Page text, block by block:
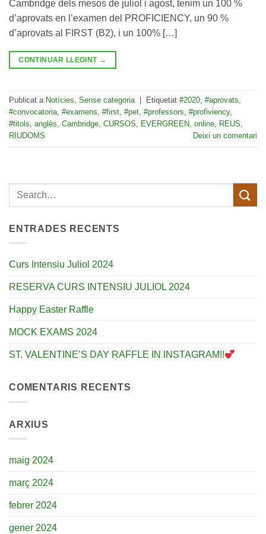
Cambridge dels mesos de juliol i agost, tenim un 100 %
d’aprovats en l’examen del PROFICIENCY, un 90 %
d’aprovats al FIRST (B2), i un 100% […]
CONTINUAR LLEGINT →
Publicat a Notícies, Sense categoria Etiquetat #2020, #aprovats,
#convocatoria, #examens, #first, #pet, #professors, #profiviency,
#titols, anglès, Cambridge, CURSOS, EVERGREEN, online, REUS,
RIUDOMS
Deixi un comentari
ENTRADES RECENTS
Curs Intensiu Juliol 2024
RESERVA CURS INTENSIU JULIOL 2024
Happy Easter Raffle
MOCK EXAMS 2024
ST. VALENTINE’S DAY RAFFLE IN INSTAGRAM!!
COMENTARIS RECENTS
ARXIUS
maig 2024
març 2024
febrer 2024
gener 2024